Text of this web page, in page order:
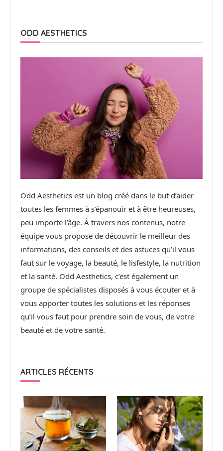
ODD AESTHETICS
Odd Aesthetics est un blog créé dans le but d’aider
toutes les femmes à s’épanouir et à être heureuses,
peu importe l’âge. À travers nos contenus, notre
équipe vous propose de découvrir le meilleur des
informations, des conseils et des astuces qu’il vous
faut sur le voyage, la beauté, le lisfestyle, la nutrition
et la santé. Odd Aesthetics, c’est également un
groupe de spécialistes disposés à vous écouter et à
vous apporter toutes les solutions et les réponses
qu’il vous faut pour prendre soin de vous, de votre
beauté et de votre santé.
ARTICLES RÉCENTS